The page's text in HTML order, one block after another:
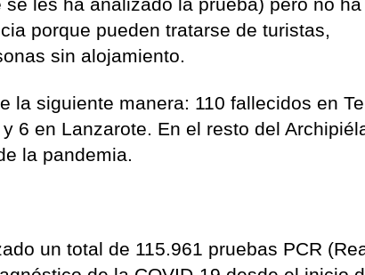
les ha analizado la prueba) pero no
porque pueden tratarse de turistas,
sin alojamiento.
la siguiente manera: 110 fallecidos en
6 en Lanzarote. En el resto del
la pandemia.
un total de 115.961 pruebas PCR